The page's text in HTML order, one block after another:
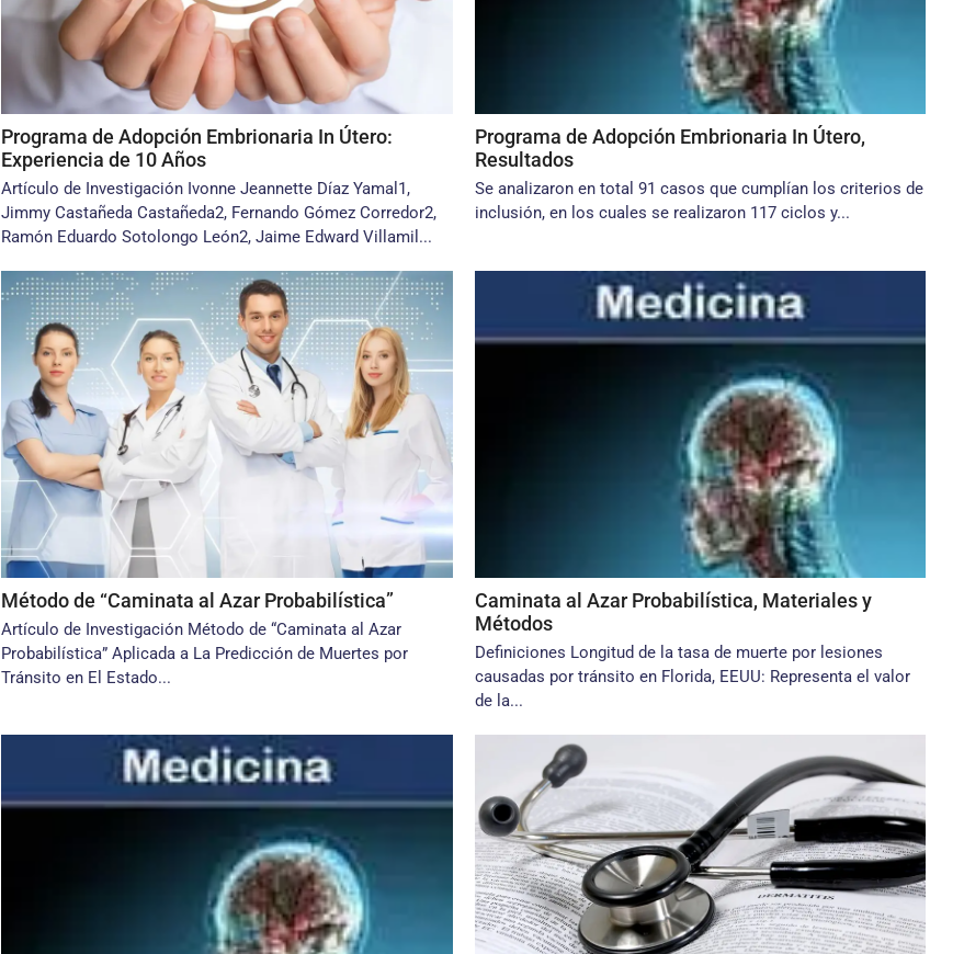
Programa de Adopción Embrionaria In Útero:
Experiencia de 10 Años
Artículo de Investigación Ivonne Jeannette Díaz Yamal1,
Jimmy Castañeda Castañeda2, Fernando Gómez Corredor2,
Ramón Eduardo Sotolongo León2, Jaime Edward Villamil...
Programa de Adopción Embrionaria In Útero,
Resultados
Se analizaron en total 91 casos que cumplían los cri­terios de
inclusión, en los cuales se realizaron 117 ciclos y...
Método de “Caminata al Azar Probabilística”
Artículo de Investigación Método de “Caminata al Azar
Probabilística” Aplicada a La Predicción de Muertes por
Tránsito en El Estado...
Caminata al Azar Probabilística, Materiales y
Métodos
Definiciones Longitud de la tasa de muerte por lesiones
causadas por tránsito en Florida, EEUU: Representa el valor
de la...